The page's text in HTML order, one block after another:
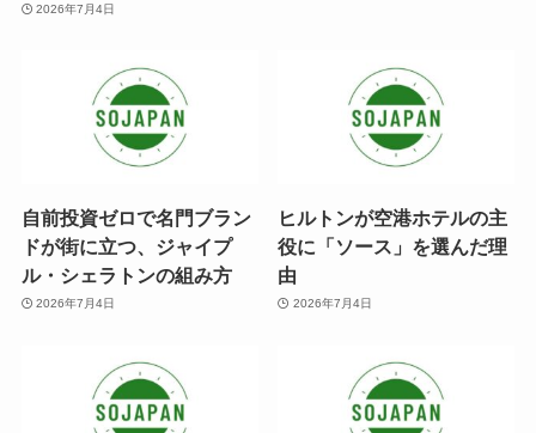
2026年7月4日
自前投資ゼロで名門ブラン
ドが街に立つ、ジャイプ
ル・シェラトンの組み方
2026年7月4日
ヒルトンが空港ホテルの主
役に「ソース」を選んだ理
由
2026年7月4日